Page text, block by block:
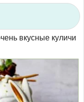
вкусные куличи